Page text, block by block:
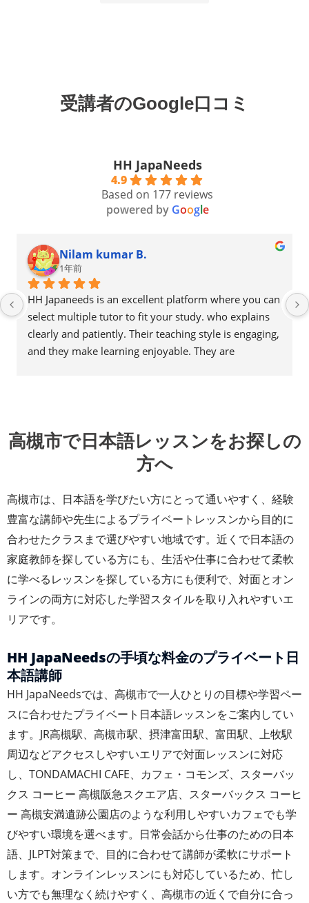
受講者のGoogle口コミ
HH JapaNeeds
4.9
Based on 177 reviews
powered by Google
Nilam kumar B.
1年前
HH Japaneeds is an excellent platform where you can
select multiple tutor to fit your study. who explains
clearly and patiently. Their teaching style is engaging,
and they make learning enjoyable. They are
高槻市で日本語レッスンをお探しの
方へ
高槻市は、日本語を学びたい方にとって通いやすく、経験
豊富な講師や先生によるプライベートレッスンから目的に
合わせたクラスまで選びやすい地域です。近くで日本語の
家庭教師を探している方にも、生活や仕事に合わせて柔軟
に学べるレッスンを探している方にも便利で、対面とオン
ラインの両方に対応した学習スタイルを取り入れやすいエ
リアです。
HH JapaNeedsの手頃な料金のプライベート日
本語講師
HH JapaNeedsでは、高槻市で一人ひとりの目標や学習ペー
スに合わせたプライベート日本語レッスンをご案内してい
ます。JR高槻駅、高槻市駅、摂津富田駅、富田駅、上牧駅
周辺などアクセスしやすいエリアで対面レッスンに対応
し、TONDAMACHI CAFE、カフェ・コモンズ、スターバッ
クス コーヒー 高槻阪急スクエア店、スターバックス コーヒ
ー 高槻安満遺跡公園店のような利用しやすいカフェでも学
びやすい環境を選べます。日常会話から仕事のための日本
語、JLPT対策まで、目的に合わせて講師が柔軟にサポート
します。オンラインレッスンにも対応しているため、忙し
い方でも無理なく続けやすく、高槻市の近くで自分に合っ